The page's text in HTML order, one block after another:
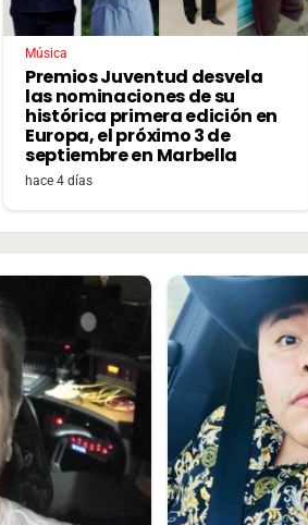
Música
Premios Juventud desvela
las nominaciones de su
histórica primera edición en
Europa, el próximo 3 de
septiembre en Marbella
hace 4 días